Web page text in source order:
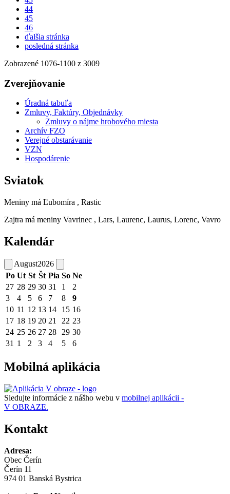
44
45
46
ďalšia stránka
posledná stránka
Zobrazené 1076-1100 z 3009
Zverejňovanie
Úradná tabuľa
Zmluvy, Faktúry, Objednávky
Zmluvy o nájme hrobového miesta
Archív FZO
Verejné obstarávanie
VZN
Hospodárenie
Sviatok
Meniny má Ľubomíra , Rastic
Zajtra má meniny Vavrinec , Lars, Laurenc, Laurus, Lorenc, Vavro
Kalendár
August2026
Po Ut St Št Pia So Ne
27 28 29 30 31 1
2
3
4 5 6 7 8
9
10 11 12 13 14 15 16
17 18 19 20 21 22 23
24 25 26 27 28 29 30
31 1 2 3 4 5 6
Mobilná aplikácia
Sledujte informácie z nášho webu v mobilnej aplikácii -
V OBRAZE.
Kontakt
Adresa:
Obec Čerín
Čerín 11
974 01 Banská Bystrica